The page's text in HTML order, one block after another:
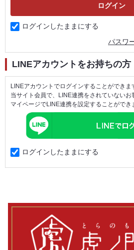
ログインしたままにする
パスワ
LINEアカウントをお持ちの方
LINEアカウントでログインすることができま
当サイト会員で、LINE連携をされていない
マイページでLINE連携を設定することができ
ログインしたままにする